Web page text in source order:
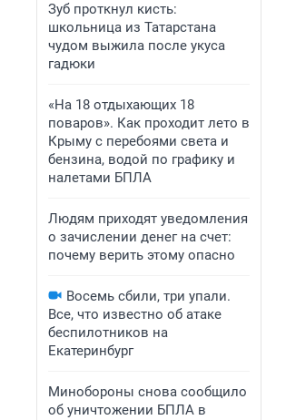
Зуб проткнул кисть:
школьница из Татарстана
чудом выжила после укуса
гадюки
«На 18 отдыхающих 18
поваров». Как проходит лето в
Крыму с перебоями света и
бензина, водой по графику и
налетами БПЛА
Людям приходят уведомления
о зачислении денег на счет:
почему верить этому опасно
Восемь сбили, три упали.
Все, что известно об атаке
беспилотников на
Екатеринбург
Минобороны снова сообщило
об уничтожении БПЛА в